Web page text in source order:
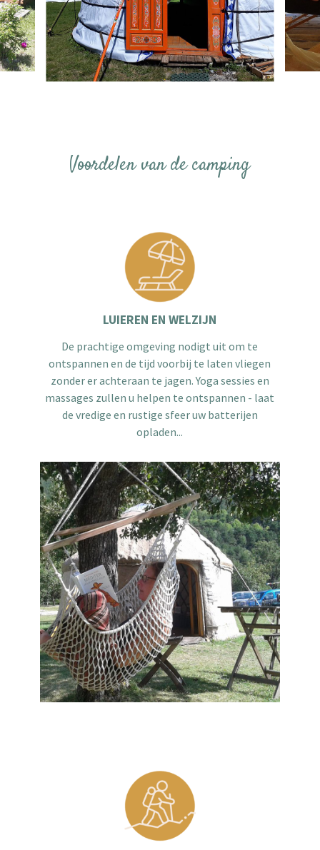
Voordelen van de camping
LUIEREN EN WELZIJN
De prachtige omgeving nodigt uit om te
ontspannen en de tijd voorbij te laten vliegen
zonder er achteraan te jagen. Yoga sessies en
massages zullen u helpen te ontspannen - laat
de vredige en rustige sfeer uw batterijen
opladen...